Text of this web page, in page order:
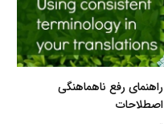
راهنمای رفع ناهماهنگی
اصطلاحات